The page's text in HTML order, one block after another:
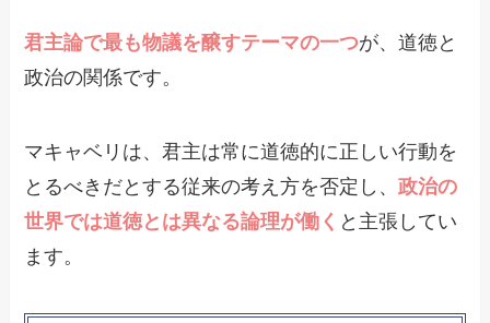
君主論で最も物議を醸すテーマの一つが、道徳と
政治の関係です。
マキャベリは、君主は常に道徳的に正しい行動を
とるべきだとする従来の考え方を否定し、政治の
世界では道徳とは異なる論理が働く と主張してい
ます。